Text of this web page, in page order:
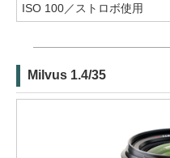
ISO 100／ストロボ使用
Milvus 1.4/35